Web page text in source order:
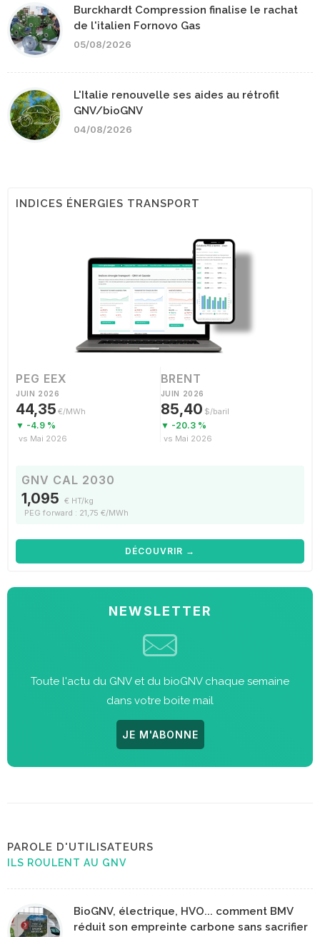
Burckhardt Compression finalise le rachat
de l'italien Fornovo Gas
05/08/2026
L'Italie renouvelle ses aides au rétrofit
GNV/bioGNV
04/08/2026
INDICES ÉNERGIES TRANSPORT
PEG EEX
JUIN 2026
44,35 €/MWh
▼ -4.9 %
vs Mai 2026
BRENT
JUIN 2026
85,40 $/baril
▼ -20.3 %
vs Mai 2026
GNV CAL 2030
1,095 € HT/kg
PEG forward : 21,75 €/MWh
DÉCOUVRIR →
NEWSLETTER
Toute l'actu du GNV et du bioGNV chaque semaine
dans votre boite mail
JE M'ABONNE
PAROLE D'UTILISATEURS
ILS ROULENT AU GNV
BioGNV, électrique, HVO... comment BMV
réduit son empreinte carbone sans sacrifier